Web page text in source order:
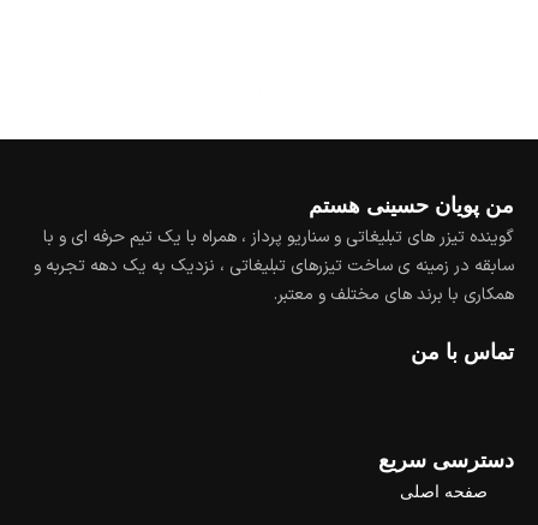
من پویان حسینی هستم
گوینده تیزر های تبلیغاتی و سناریو پرداز ، همراه با یک تیم حرفه ای و با
سابقه در زمینه ی ساخت تیزرهای تبلیغاتی ، نزدیک به یک دهه تجربه و
همکاری با برند های مختلف و معتبر.
تماس با من
دسترسی سریع
صفحه اصلی